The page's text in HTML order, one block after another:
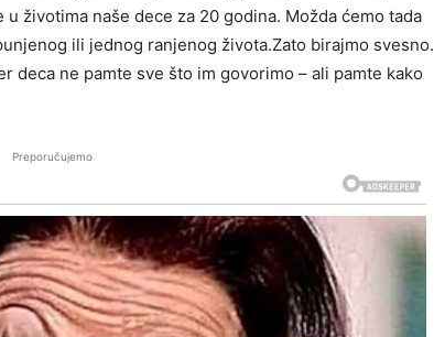
životima naše dece za 20 godina. Možda ćemo tada
ili jednog ranjenog života.Zato birajmo svesno.
deca ne pamte sve što im govorimo – ali pamte kako
Preporučujemo